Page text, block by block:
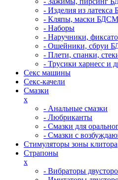
- Изделия из
- Кляпы, маски БДСМ
- Наборы
- Наручники,
- Ошейники, сбруи
- Плети, спанки,
- Трусики харнесс и
Секс машины
Секс-качели
Смазки
x
- Анальные смазки
- Любриканты
- Смазки для
- Смазки с
Стимуляторы зоны клитора
Страпоны
x
- Вибраторы